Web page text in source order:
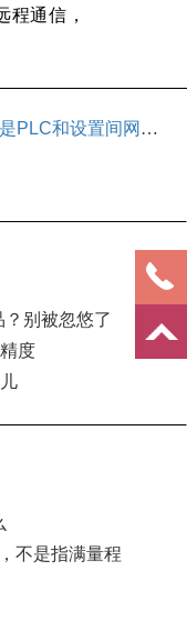
程通信，
PLC和设置间网络
别被忽悠了
度
不是指满量程